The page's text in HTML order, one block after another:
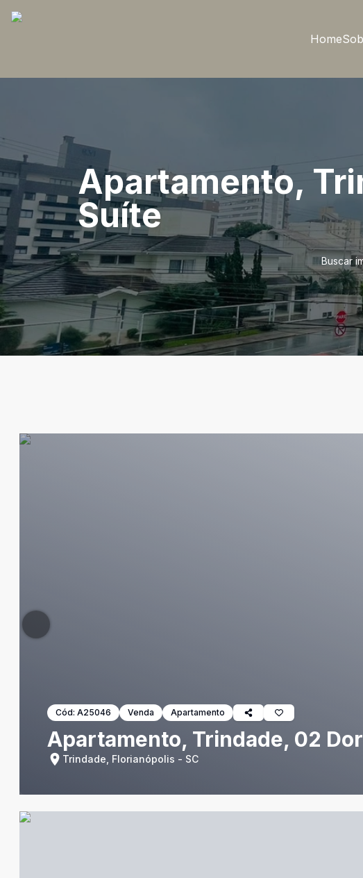
Home
Apartamento,
Suíte
Buscar
Cód: A25046 Venda Apartamento
Apartamento, Trindade, 02
Trindade, Florianópolis - SC